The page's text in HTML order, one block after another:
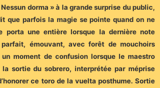
dorma » à la grande surprise du public,
que parfois la magie se pointe quand on ne
porta une entière lorsque la dernière note
émouvant, avec forêt de mouchoirs
un moment de confusion lorsque le maestro
sortie du sobrero, interprétée par méprise
ce toro de la vuelta posthume. Sortie